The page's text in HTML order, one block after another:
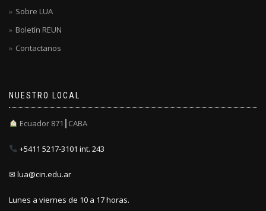
Sobre LUA
Boletín REUN
Contactanos
NUESTRO LOCAL
Ecuador 871┃CABA
+5411 5217-3101 int. 243
✉ lua@cin.edu.ar
Lunes a viernes de 10 a 17 horas.